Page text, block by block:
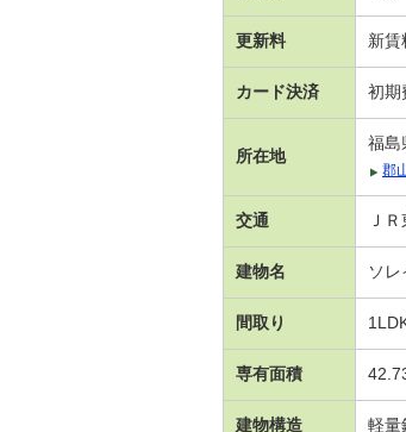
更新料 新賃
カード決済 初期
所在地
福島
郡
交通 Ｊ
建物名 ソ
間取り
専有面積
建物構造 軽量